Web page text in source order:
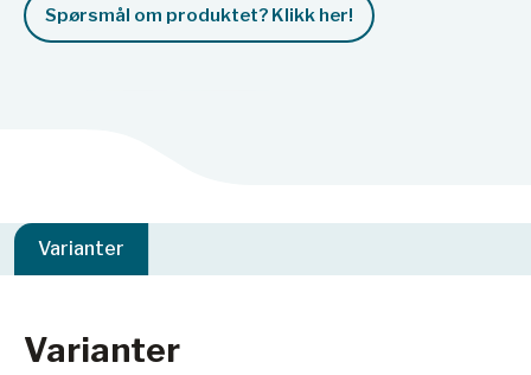
Spørsmål om produktet? Klikk her!
Varianter
Varianter